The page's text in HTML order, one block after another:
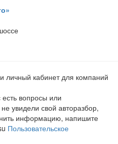
личный кабинет для компаний
вопросы или
увидели свой авторазбор,
информацию, напишите
Пользовательское